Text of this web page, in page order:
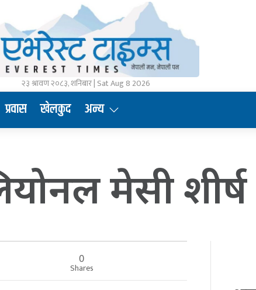
२३ श्रावण २०८३, शनिबार | Sat Aug 8 2026
प्रवास खेलकुद अन्य
मेसी
0
Shares